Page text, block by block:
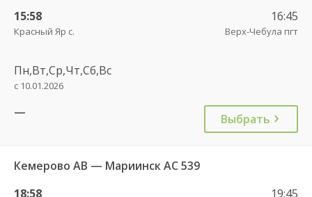
15:58
Красный Яр с.
16:45
Верх-Чебула пгт
Пн,Вт,Ср,Чт,Сб,Вс
с 10.01.2026
— Выбрать
Кемерово АВ — Мариинск АС 539
18:58
19:45